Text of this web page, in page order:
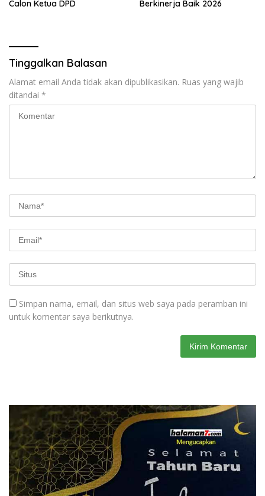
Calon Ketua DPD
Berkinerja Baik 2026
Tinggalkan Balasan
Alamat email Anda tidak akan dipublikasikan. Ruas yang wajib
ditandai *
Simpan nama, email, dan situs web saya pada peramban ini
untuk komentar saya berikutnya.